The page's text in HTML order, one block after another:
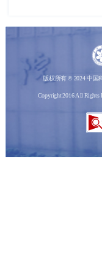
版权所有 © 2024 中国
Copyright 2016 All Rights